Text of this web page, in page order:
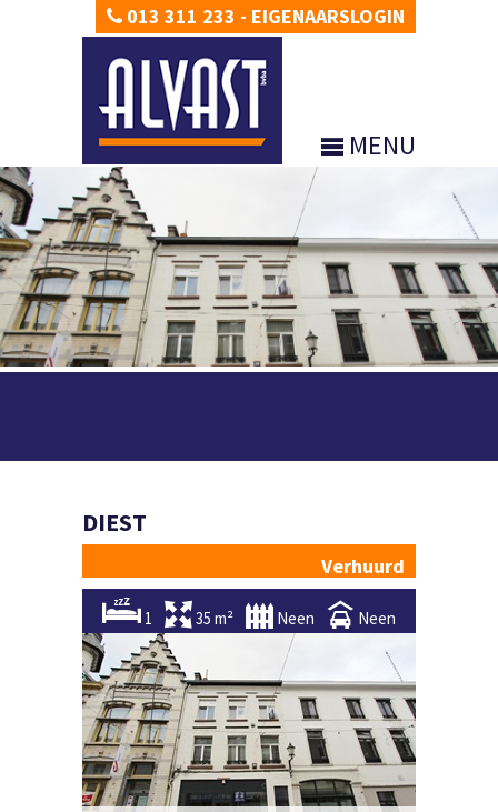
013 311 233 - EIGENAARSLOGIN
MENU
DIEST
Verhuurd
1 35 m² Neen Neen